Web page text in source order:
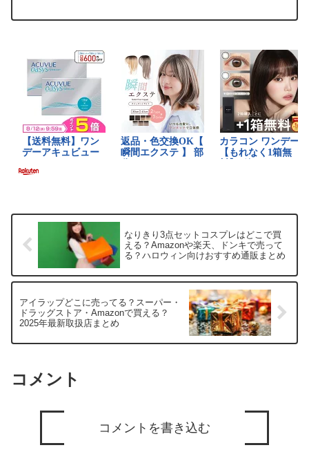
なりきり3点セットコスプレはどこで買
える？Amazonや楽天、ドンキで売って
る？ハロウィン向けおすすめ通販まとめ
アイラップどこに売ってる？スーパー・
ドラッグストア・Amazonで買える？
2025年最新取扱店まとめ
コメント
コメントを書き込む